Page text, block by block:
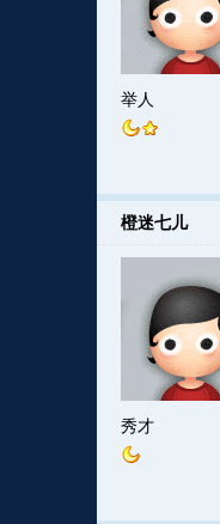
举人
橙迷七儿
秀才